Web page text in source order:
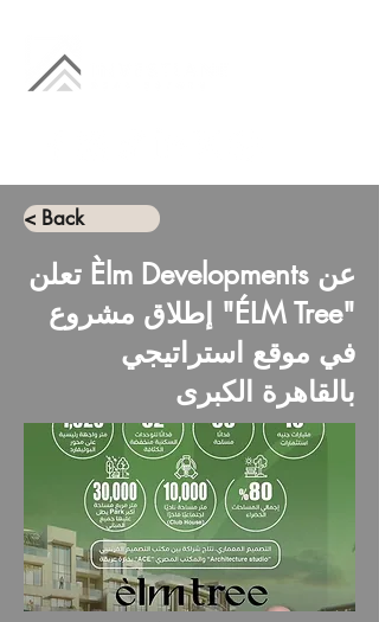
< Back
تعلن Èlm Developments عن
إطلاق مشروع "ÉLM Tree"
في موقع استراتيجي
بالقاهرة الكبرى